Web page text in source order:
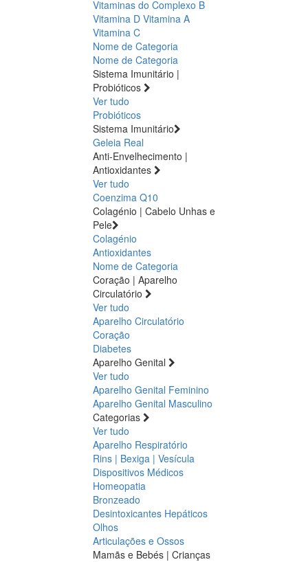
Vitaminas do Complexo B
Vitamina D Vitamina A
Vitamina C
Nome de Categoria
Nome de Categoria
Sistema Imunitário |
Probióticos
Ver tudo
Probióticos
Sistema Imunitário
Geleia Real
Anti-Envelhecimento |
Antioxidantes
Ver tudo
Coenzima Q10
Colagénio | Cabelo Unhas e
Pele
Colagénio
Antioxidantes
Nome de Categoria
Coração | Aparelho
Circulatório
Ver tudo
Aparelho Circulatório
Coração
Diabetes
Aparelho Genital
Ver tudo
Aparelho Genital Feminino
Aparelho Genital Masculino
Categorias
Ver tudo
Aparelho Respiratório
Rins | Bexiga | Vesícula
Dispositivos Médicos
Homeopatia
Bronzeado
Desintoxicantes Hepáticos
Olhos
Articulações e Ossos
Mamãs e Bebés | Crianças